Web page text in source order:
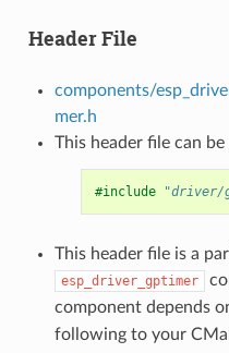
Header File
components/
mer.h
This header file can
#include "driver/
This header file is a
esp_driver_gptimer
component depends
following to your